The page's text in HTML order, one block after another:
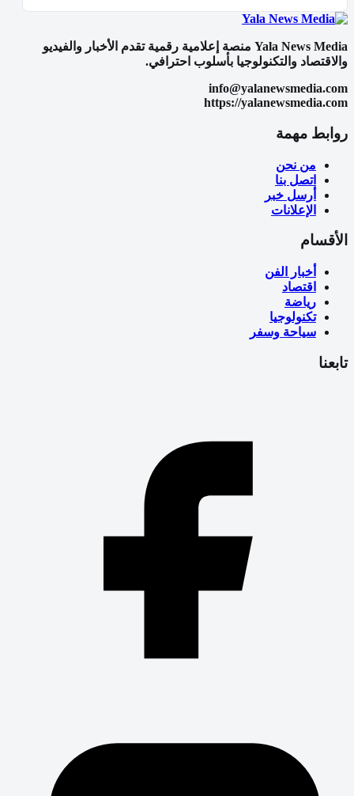
Yala News Media منصة إعلامية رقمية تقدم الأخبار والفيديو
والاقتصاد والتكنولوجيا بأسلوب احترافي.
info@yalanewsmedia.com
https://yalanewsmedia.com
روابط مهمة
من نحن
اتصل بنا
أرسل خبر
الإعلانات
الأقسام
أخبار الفن
اقتصاد
رياضة
تكنولوجيا
سياحة وسفر
تابعنا